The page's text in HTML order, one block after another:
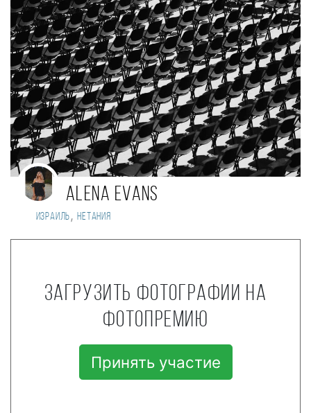
Alena Evans
Израиль, Нетания
Загрузить фотографии на
фотопремию
Принять участие